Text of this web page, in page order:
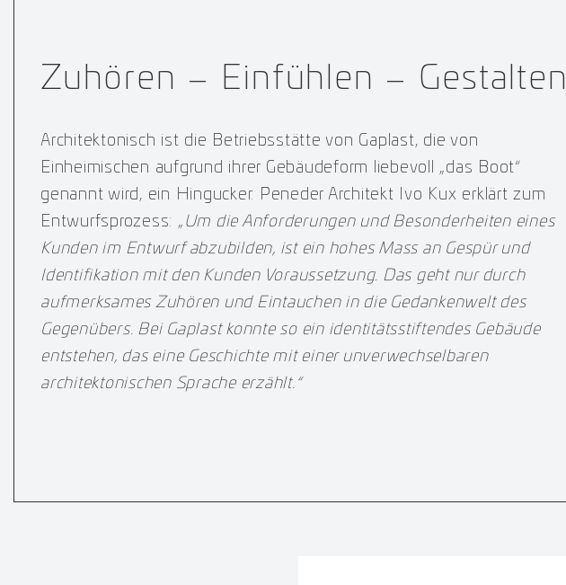
Zuhören – Einfühlen – Gestalten
Architektonisch ist die Betriebsstätte von Gaplast, die von
Einheimischen aufgrund ihrer Gebäudeform liebevoll „das Boot“
genannt wird, ein Hingucker. Peneder Architekt Ivo Kux erklärt zum
Entwurfsprozess: „ Um die Anforderungen und Besonderheiten eines
Kunden im Entwurf abzubilden, ist ein hohes Mass an Gespür und
Identifikation mit den Kunden Voraussetzung. Das geht nur durch
aufmerksames Zuhören und Eintauchen in die Gedankenwelt des
Gegenübers. Bei Gaplast konnte so ein identitätsstiftendes Gebäude
entstehen, das eine Geschichte mit einer unverwechselbaren
architektonischen Sprache erzählt.“